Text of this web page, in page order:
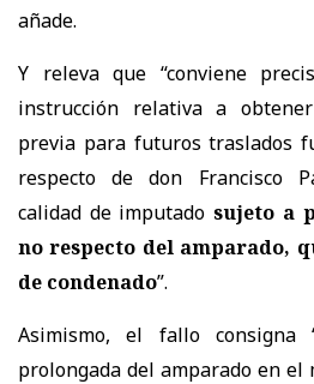
añade.
Y releva que “conviene
instrucción relativa a
previa para futuros traslados
respecto de don Francisco
calidad de imputadosujeto a
no respecto del amparado,
de condenado”.
Asimismo, el fallo consigna
prolongada del amparado en el